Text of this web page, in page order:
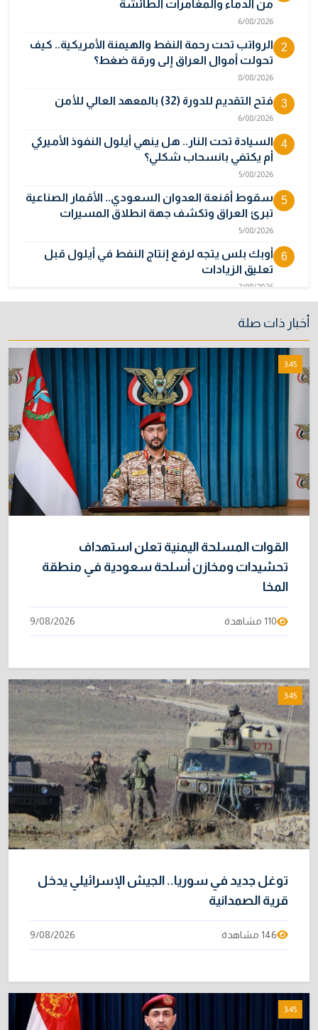
من الدماء والمغامرات الطائشة
6/08/2026
2
الرواتب تحت رحمة النفط والهيمنة الأمريكية.. كيف
تحولت أموال العراق إلى ورقة ضغط؟
8/08/2026
3 فتح التقديم للدورة (32) بالمعهد العالي للأمن
6/08/2026
4
السيادة تحت النار.. هل ينهي أيلول النفوذ الأميركي
أم يكتفي بانسحاب شكلي؟
5/08/2026
5
سقوط أقنعة العدوان السعودي.. الأقمار الصناعية
تبرئ العراق وتكشف جهة انطلاق المسيرات
5/08/2026
6
أوبك بلس يتجه لرفع إنتاج النفط في أيلول قبل
تعليق الزيادات
2/08/2026
3/08/2026
8
نائبة تحذر من اضطرابات بسبب تأخّر دفع رواتب
خطر "إيبولا" يتضاعف.. ارتفاع عدد الإصابات
خبراء: 70 بالمئة من نفط الخليج لا يملك بديلاً عن
أخبار ذات صلة
3:45
القوات المسلحة اليمنية تعلن استهداف
تحشيدات ومخازن أسلحة سعودية في منطقة
المخا
110 مشاهدة 9/08/2026
3:45
توغل جديد في سوريا.. الجيش الإسرائيلي يدخل
قرية الصمدانية
146 مشاهدة 9/08/2026
3:45